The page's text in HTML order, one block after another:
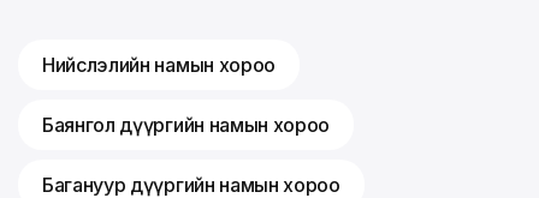
Нийслэлийн намын хороо
Баянгол дүүргийн намын хороо
Багануур дүүргийн намын хороо